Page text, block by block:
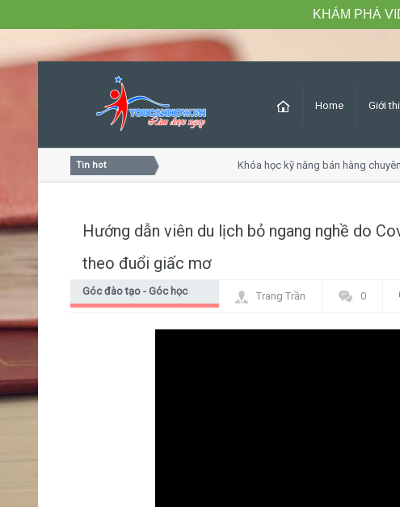
Home Giới
Tin hot
hàng chuyên nghiệp Khóa học kỹ năng bán hàng chuyên
Hướng dẫn viên du lịch bỏ ngang nghề do
theo đuổi giấc mơ
Góc đào tạo - Góc học
Trang Trần 0
KHÁM PHÁ